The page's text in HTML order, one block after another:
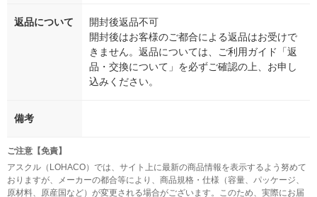
返品について
開封後返品不可
開封後はお客様のご都合による返品はお受けで
きません。返品については、ご利用ガイド「返
品・交換について」を必ずご確認の上、お申し
込みください。
備考
ご注意【免責】
アスクル（LOHACO）では、サイト上に最新の商品情報を表示するよう努めて
おりますが、メーカーの都合等により、商品規格・仕様（容量、パッケージ、
原材料、原産国など）が変更される場合がございます。このため、実際にお届